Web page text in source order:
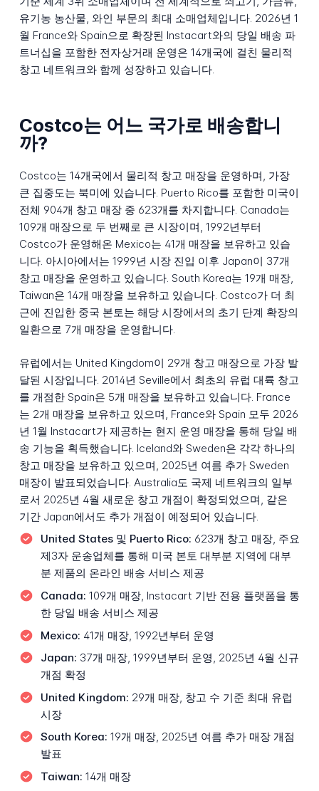
유기농 농산물, 와인 부문의 최대 소매업체입니다. 2026년 1
월 France와 Spain으로 확장된 Instacart와의 당일 배송 파
트너십을 포함한 전자상거래 운영은 14개국에 걸친 물리적
창고 네트워크와 함께 성장하고 있습니다.
Costco는 어느 국가로 배송합니
까?
Costco는 14개국에서 물리적 창고 매장을 운영하며, 가장
큰 집중도는 북미에 있습니다. Puerto Rico를 포함한 미국이
전체 904개 창고 매장 중 623개를 차지합니다. Canada는
109개 매장으로 두 번째로 큰 시장이며, 1992년부터
Costco가 운영해온 Mexico는 41개 매장을 보유하고 있습
니다. 아시아에서는 1999년 시장 진입 이후 Japan이 37개
창고 매장을 운영하고 있습니다. South Korea는 19개 매장,
Taiwan은 14개 매장을 보유하고 있습니다. Costco가 더 최
근에 진입한 중국 본토는 해당 시장에서의 초기 단계 확장의
일환으로 7개 매장을 운영합니다.
유럽에서는 United Kingdom이 29개 창고 매장으로 가장 발
달된 시장입니다. 2014년 Seville에서 최초의 유럽 대륙 창고
를 개점한 Spain은 5개 매장을 보유하고 있습니다. France
는 2개 매장을 보유하고 있으며, France와 Spain 모두 2026
년 1월 Instacart가 제공하는 현지 운영 매장을 통해 당일 배
송 기능을 획득했습니다. Iceland와 Sweden은 각각 하나의
창고 매장을 보유하고 있으며, 2025년 여름 추가 Sweden
매장이 발표되었습니다. Australia도 국제 네트워크의 일부
로서 2025년 4월 새로운 창고 개점이 확정되었으며, 같은
기간 Japan에서도 추가 개점이 예정되어 있습니다.
United States 및 Puerto Rico: 623개 창고 매장, 주요
제3자 운송업체를 통해 미국 본토 대부분 지역에 대부
분 제품의 온라인 배송 서비스 제공
Canada: 109개 매장, Instacart 기반 전용 플랫폼을 통
한 당일 배송 서비스 제공
Mexico: 41개 매장, 1992년부터 운영
Japan: 37개 매장, 1999년부터 운영, 2025년 4월 신규
개점 확정
United Kingdom: 29개 매장, 창고 수 기준 최대 유럽
시장
South Korea: 19개 매장, 2025년 여름 추가 매장 개점
발표
Taiwan: 14개 매장